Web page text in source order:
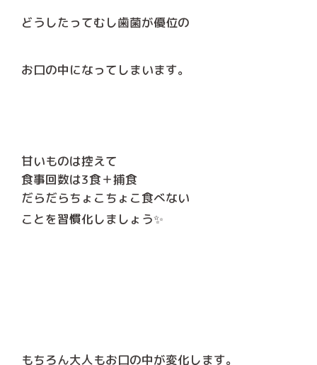
どうしたってむし歯菌が優位の
お口の中になってしまいます。
甘いものは控えて
食事回数は3食＋捕食
だらだらちょこちょこ食べない
ことを習慣化しましょう✨
もちろん大人もお口の中が変化します。